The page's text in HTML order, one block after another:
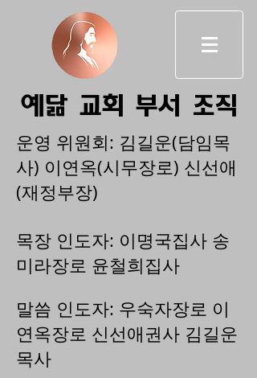
예닮 교회 부서 조직
운영 위원회: 김길운(담임목
사) 이연옥(시무장로) 신선애
(재정부장)
목장 인도자: 이명국집사 송
미라장로 윤철희집사
말씀 인도자: 우숙자장로 이
연옥장로 신선애권사 김길운
목사